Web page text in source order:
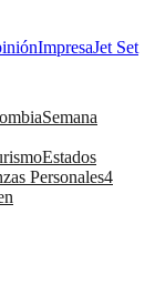
ImpresaJet Set
Semana
Estados
Personales4